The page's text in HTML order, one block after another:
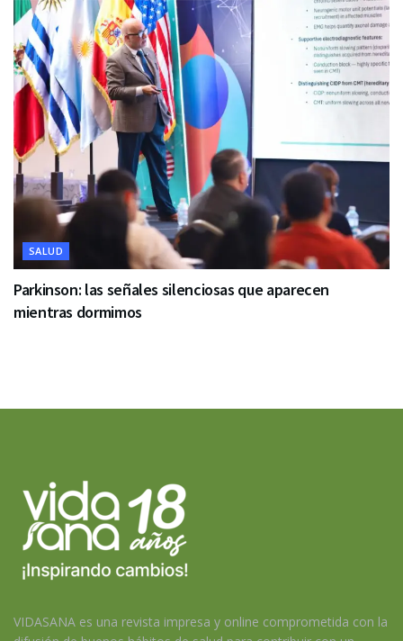
SALUD
Parkinson: las señales silenciosas que aparecen
mientras dormimos
VIDASANA es una revista impresa y online comprometida con la